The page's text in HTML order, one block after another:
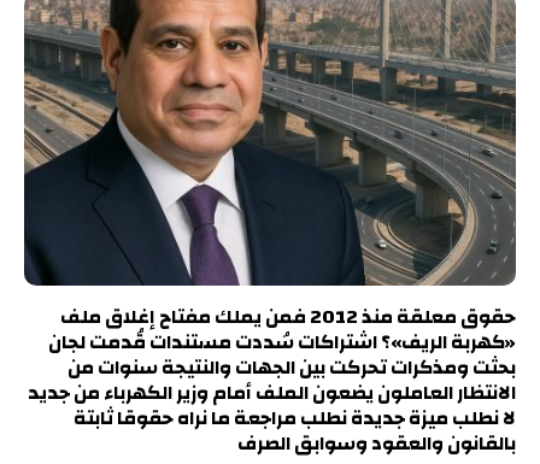
حقوق معلقة منذ 2012 فمن يملك مفتاح إغلاق ملف
«كهربة الريف»؟ اشتراكات سُددت مستندات قُدمت لجان
بحثت ومذكرات تحركت بين الجهات والنتيجة سنوات من
الانتظار العاملون يضعون الملف أمام وزير الكهرباء من جديد
لا نطلب ميزة جديدة نطلب مراجعة ما نراه حقوقا ثابتة
بالقانون والعقود وسوابق الصرف